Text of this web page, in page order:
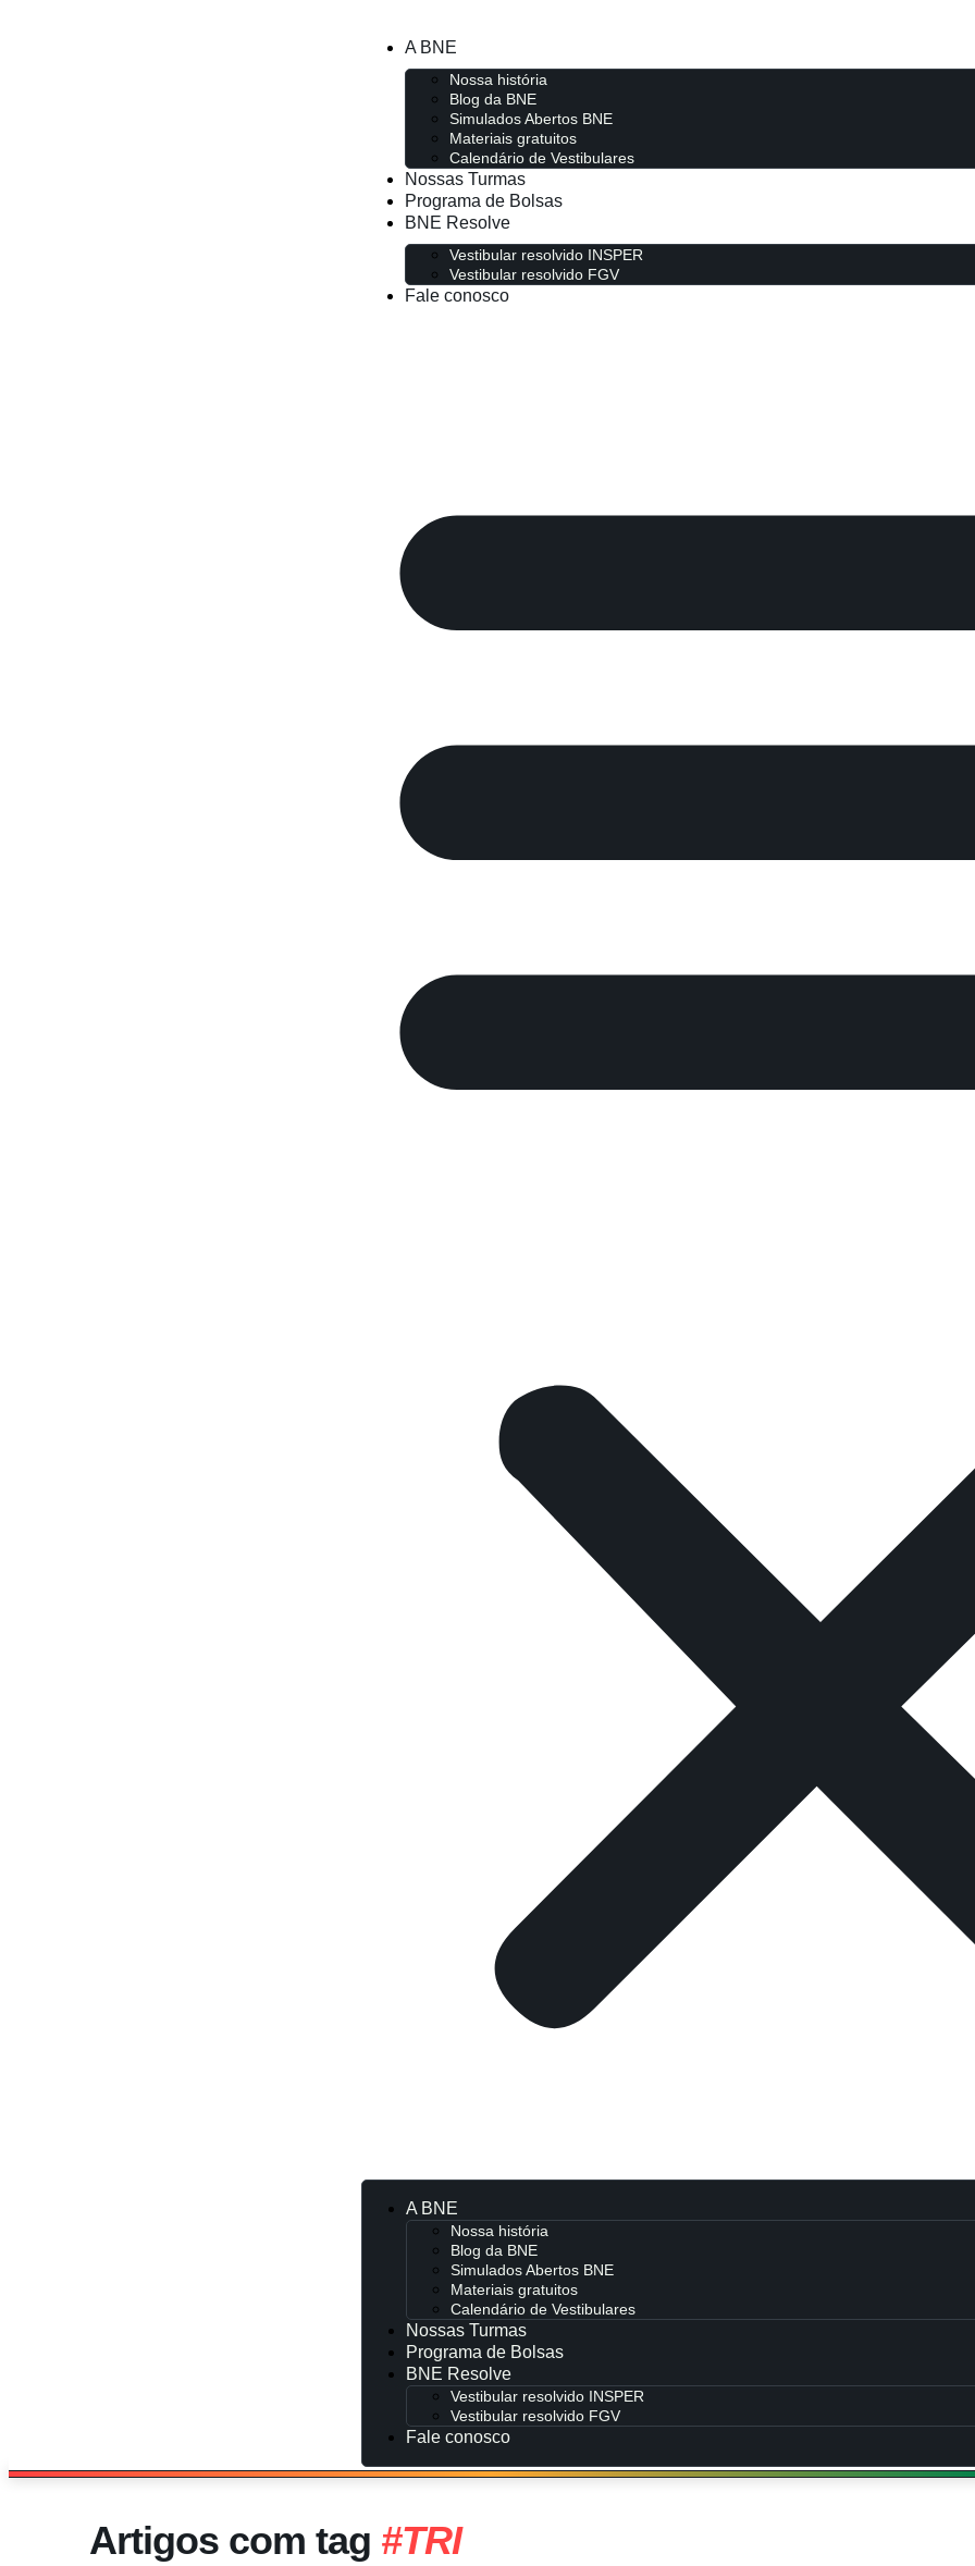
A BNE
Nossa história
Blog da BNE
Simulados Abertos BNE
Materiais gratuitos
Calendário de Vestibulares
Nossas Turmas
Programa de Bolsas
BNE Resolve
Vestibular resolvido INSPER
Vestibular resolvido FGV
Fale conosco
A BNE
Nossa história
Blog da BNE
Simulados Abertos BNE
Materiais gratuitos
Calendário de Vestibulares
Nossas Turmas
Programa de Bolsas
BNE Resolve
Vestibular resolvido INSPER
Vestibular resolvido FGV
Fale conosco
Artigos com tag #TRI